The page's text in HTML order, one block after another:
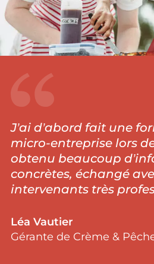
J’ai d’abord fait une
micro-entreprise lors
obtenu beaucoup
concrètes, échangé
intervenants très
Léa Vautier
Gérante de Crème &